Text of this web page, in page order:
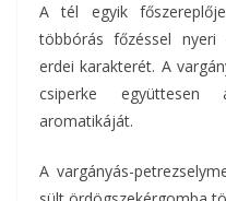
A tél egyik
többórás főzéssel nyeri
erdei karakterét. A
csiperke
aromatikáját.
A vargányás-